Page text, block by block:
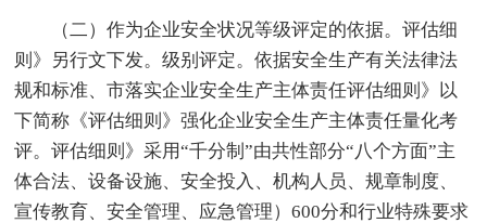
（二）作为企业安全状况等级评定的依据。评估细
则》另行文下发。级别评定。依据安全生产有关法律法
规和标准、市落实企业安全生产主体责任评估细则》以
下简称《评估细则》强化企业安全生产主体责任量化考
评。评估细则》采用“千分制”由共性部分“八个方面”主
体合法、设备设施、安全投入、机构人员、规章制度、
宣传教育、安全管理、应急管理）600分和行业特殊要求